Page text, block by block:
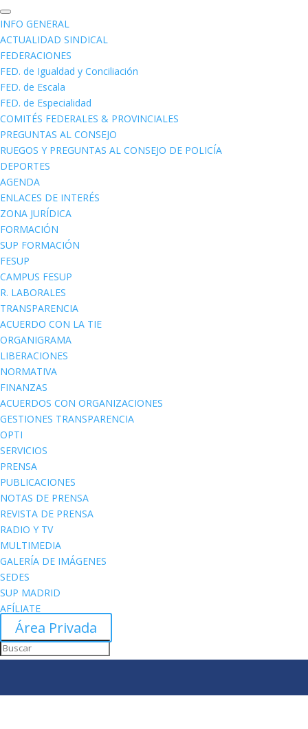
INFO GENERAL
ACTUALIDAD SINDICAL
FEDERACIONES
FED. de Igualdad y Conciliación
FED. de Escala
FED. de Especialidad
COMITÉS FEDERALES & PROVINCIALES
PREGUNTAS AL CONSEJO
RUEGOS Y PREGUNTAS AL CONSEJO DE POLICÍA
DEPORTES
AGENDA
ENLACES DE INTERÉS
ZONA JURÍDICA
FORMACIÓN
SUP FORMACIÓN
FESUP
CAMPUS FESUP
R. LABORALES
TRANSPARENCIA
ACUERDO CON LA TIE
ORGANIGRAMA
LIBERACIONES
NORMATIVA
FINANZAS
ACUERDOS CON ORGANIZACIONES
GESTIONES TRANSPARENCIA
OPTI
SERVICIOS
PRENSA
PUBLICACIONES
NOTAS DE PRENSA
REVISTA DE PRENSA
RADIO Y TV
MULTIMEDIA
GALERÍA DE IMÁGENES
SEDES
SUP MADRID
AFÍLIATE
Área Privada